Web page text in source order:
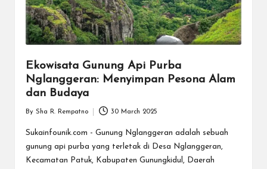
Ekowisata Gunung Api Purba
Nglanggeran: Menyimpan Pesona Alam
dan Budaya
by
By Sha R. Rempatno 30 March 2025
Sukainfounik.com - Gunung Nglanggeran adalah sebuah
gunung api purba yang terletak di Desa Nglanggeran,
Kecamatan Patuk, Kabupaten Gunungkidul, Daerah